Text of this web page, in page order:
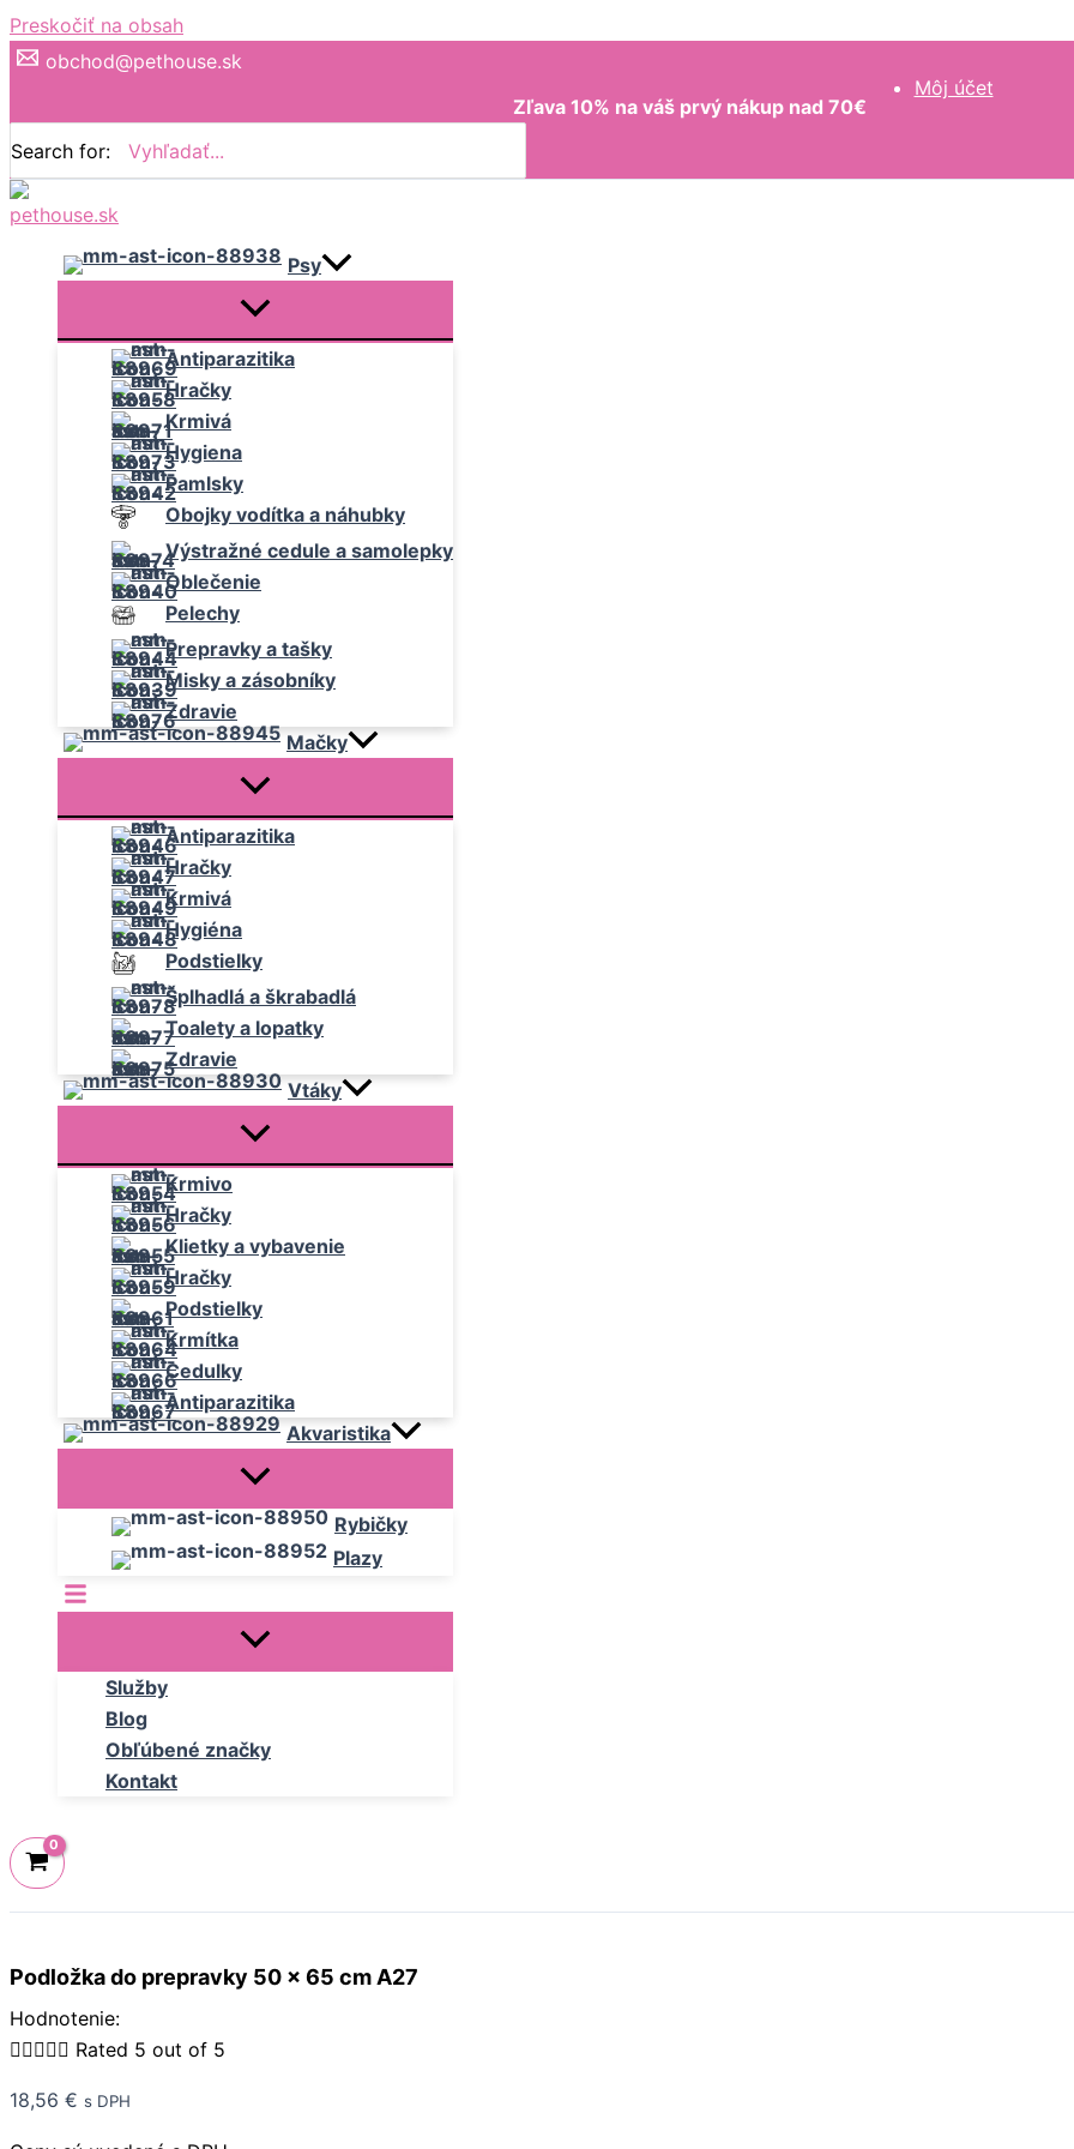
Preskočiť na obsah
obchod@pethouse.sk
Zľava 10% na váš prvý nákup nad 70€
Môj účet
Search for:
Psy
Antiparazitika
Hračky
Krmivá
Hygiena
Pamlsky
Obojky vodítka a náhubky
Výstražné cedule a samolepky
Oblečenie
Pelechy
Prepravky a tašky
Misky a zásobníky
Zdravie
Mačky
Antiparazitika
Hračky
Krmivá
Hygiéna
Podstielky
Šplhadlá a škrabadlá
Toalety a lopatky
Zdravie
Vtáky
Krmivo
Hračky
Klietky a vybavenie
Hračky
Podstielky
Krmítka
Cedulky
Antiparazitika
Akvaristika
Rybičky
Plazy
Služby
Blog
Obľúbené značky
Kontakt
Podložka do prepravky 50 x 65 cm A27
Hodnotenie:
 Rated 5 out of 5
18,56 € s DPH